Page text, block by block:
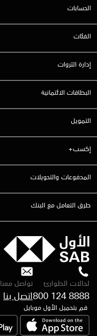
الحسابات
الفئات
إدارة الثروات
البطاقات الائتمانية
التمويل
إكسب+
المدفوعات والتحويلات
طرق التعامل مع البنك
لحالات الطوارئ
800 124 8888
تواصل معنا
اتصل بنا
قم بتحميل الأول موبايل